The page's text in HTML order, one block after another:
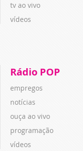
tv ao vivo
vídeos
Rádio POP
empregos
notícias
ouça ao vivo
programação
vídeos